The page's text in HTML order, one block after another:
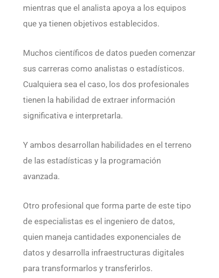
mientras que el analista apoya a los equipos
que ya tienen objetivos establecidos.
Muchos científicos de datos pueden comenzar
sus carreras como analistas o estadísticos.
Cualquiera sea el caso, los dos profesionales
tienen la habilidad de extraer información
significativa e interpretarla.
Y ambos desarrollan habilidades en el terreno
de las estadísticas y la programación
avanzada.
Otro profesional que forma parte de este tipo
de especialistas es el ingeniero de datos,
quien maneja cantidades exponenciales de
datos y desarrolla infraestructuras digitales
para transformarlos y transferirlos.